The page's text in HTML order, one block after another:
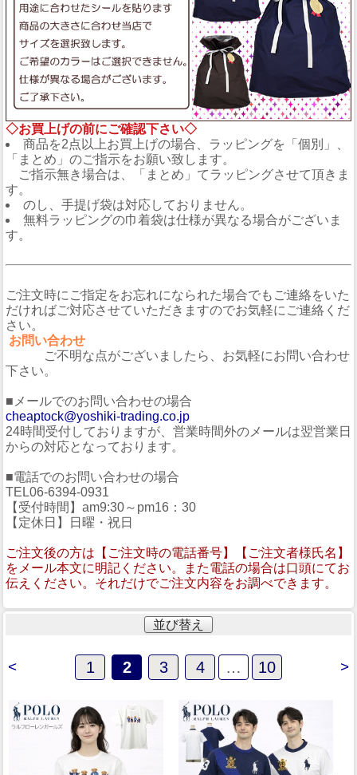
◇お買上げの前にご確認下さい◇
商品を2点以上お買上げの場合、ラッピングを「個別」、
「まとめ」のご指示をお願い致します。
ご指示無き場合は、「まとめ」てラッピングさせて頂きま
す。
のし、手提げ袋は対応しておりません。
無料ラッピングの巾着袋は仕様が異なる場合がございま
す。
ご注文時にご指定をお忘れになられた場合でもご連絡をいた
だければご対応させていただきますのでお気軽にご連絡くだ
さい。
お問い合わせ
ご不明な点がございましたら、お気軽にお問い合わせ
下さい。
■メールでのお問い合わせの場合
cheaptock@yoshiki-trading.co.jp
24時間受付しておりますが、営業時間外のメールは翌営業日
からの対応となっております。
■電話でのお問い合わせの場合
TEL06-6394-0931
【受付時間】am9:30～pm16：30
【定休日】日曜・祝日
ご注文後の方は【ご注文時の電話番号】【ご注文者様氏名】
をメール本文に明記ください。また電話の場合は口頭にてお
伝えください。それだけでご注文内容をお調べできます。
並び替え
< >
1 2 3 4 … 10